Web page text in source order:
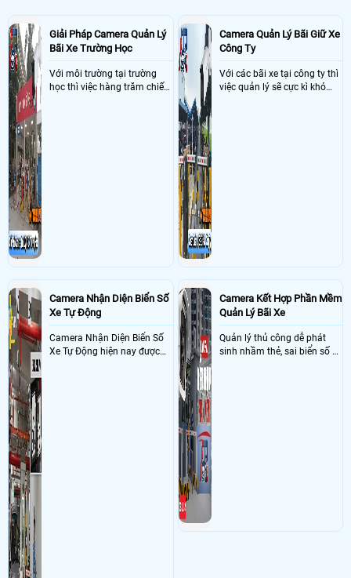
Giải Pháp Camera Quản Lý
Bãi Xe Trường Học
Với môi trường tại trường
học thì việc hàng trăm chiếc
Camera Quản Lý Bãi Giữ Xe
Công Ty
Với các bãi xe tại công ty thì
việc quản lý sẽ cực kì khó
Camera Nhận Diện Biển Số
Xe Tự Động
Camera Nhận Diện Biển Số
Xe Tự Động hiện nay được
Camera Kết Hợp Phần Mềm
Quản Lý Bãi Xe
Quản lý thủ công dễ phát
sinh nhầm thẻ, sai biển số và